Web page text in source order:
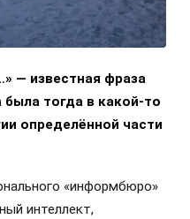
— известная фраза
тогда в какой-то
определённой части
«информбюро»
интеллект,